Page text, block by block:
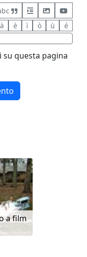
à è ì ò ù é
questa pagina
a film